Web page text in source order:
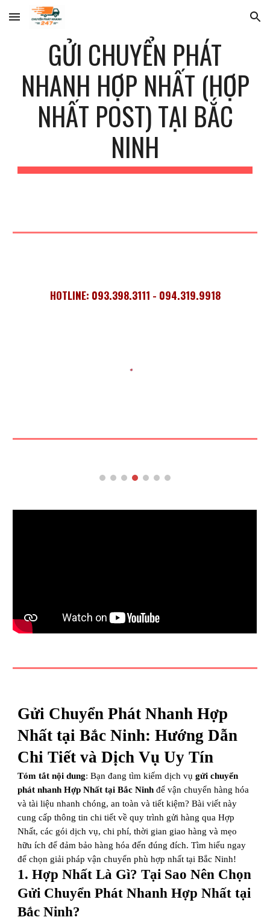
Skip to main content Skip to navigation
GỬI CHUYỂN PHÁT
NHANH HỢP NHẤT (HỢP
NHẤT POST) TẠI BẮC
NINH
HOTLINE: 093.398.3111 - 094.319.9918
Gửi Chuyển Phát Nhanh Hợp
Nhất tại Bắc Ninh: Hướng Dẫn
Chi Tiết và Dịch Vụ Uy Tín
Tóm tắt nội dung: Bạn đang tìm kiếm dịch vụgửi chuyển
phát nhanh Hợp Nhất tại Bắc Ninh để vận chuyển hàng hóa
và tài liệu nhanh chóng, an toàn và tiết kiệm? Bài viết này
cung cấp thông tin chi tiết về quy trình gửi hàng qua Hợp
Nhất, các gói dịch vụ, chi phí, thời gian giao hàng và mẹo
hữu ích để đảm bảo hàng hóa đến đúng đích. Tìm hiểu ngay
để chọn giải pháp vận chuyển phù hợp nhất tại Bắc Ninh!
1. Hợp Nhất Là Gì? Tại Sao Nên Chọn
Gửi Chuyển Phát Nhanh Hợp Nhất tại
Bắc Ninh?